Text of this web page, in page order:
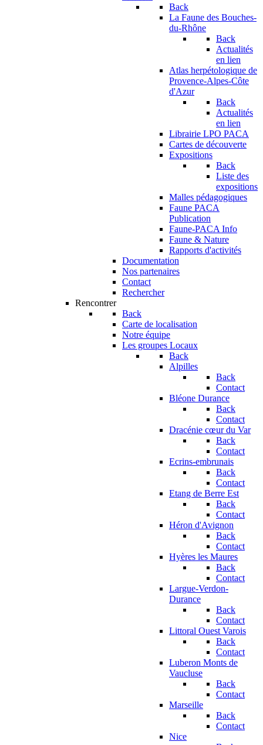
Back
La Faune des Bouches-
du-Rhône
Back
Actualités
en lien
Atlas herpétologique de
Provence-Alpes-Côte
d'Azur
Back
Actualités
en lien
Librairie LPO PACA
Cartes de découverte
Expositions
Back
Liste des
expositions
Malles pédagogiques
Faune PACA
Publication
Faune-PACA Info
Faune & Nature
Rapports d'activités
Documentation
Nos partenaires
Contact
Rechercher
Rencontrer
Back
Carte de localisation
Notre équipe
Les groupes Locaux
Back
Alpilles
Back
Contact
Bléone Durance
Back
Contact
Dracénie cœur du Var
Back
Contact
Ecrins-embrunais
Back
Contact
Etang de Berre Est
Back
Contact
Héron d'Avignon
Back
Contact
Hyères les Maures
Back
Contact
Largue-Verdon-
Durance
Back
Contact
Littoral Ouest Varois
Back
Contact
Luberon Monts de
Vaucluse
Back
Contact
Marseille
Back
Contact
Nice